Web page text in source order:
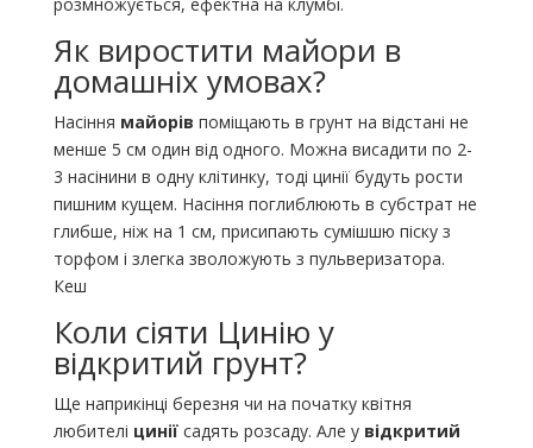
Як виростити майори в
домашніх умовах?
Насіння майорів поміщають в грунт на відстані не
менше 5 см один від одного. Можна висадити по 2-
3 насінини в одну клітинку, тоді цинії будуть рости
пишним кущем. Насіння поглиблюють в субстрат не
глибше, ніж на 1 см, присипають сумішшю піску з
торфом і злегка зволожують з пульверизатора.
Кеш
Коли сіяти Цинію у
відкритий грунт?
Ще наприкінці березня чи на початку квітня
любителі циніїсадять розсаду. Але у відкритий